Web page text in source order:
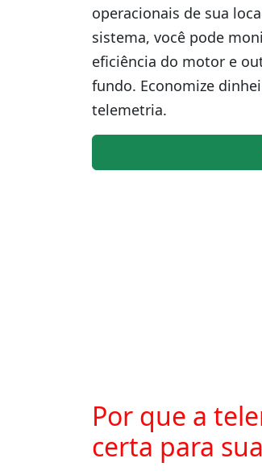
operacionais de sua
sistema, você pode
eficiência do motor e
fundo. Economize
telemetria.
Por que a
certa para